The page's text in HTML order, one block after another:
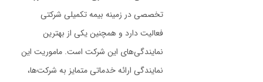
تخصصی در زمینه بیمه تکمیلی شرکتی
فعالیت دارد و همچنین یکی از بهترین
نمایندگی‌های این شرکت است. ماموریت این
نمایندگی ارائه خدماتی متمایز به شرکت‌ها،